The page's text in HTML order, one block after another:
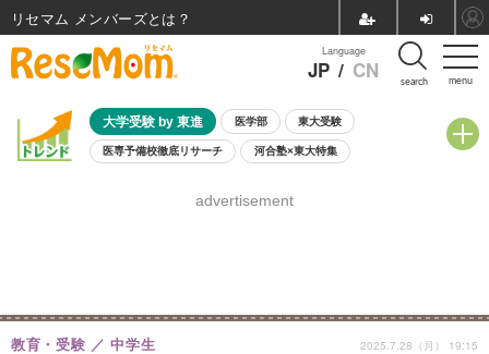
menu
Language
JP / CN search
大学受験 by 東進 医学部 東大受験
医専予備校徹底リサーチ 河合塾×東大特集
8月開催学校説明会・相談会
advertisement
教育・受験 中学生 2025.7.28（月） 19:15
リセマム メンバーズ